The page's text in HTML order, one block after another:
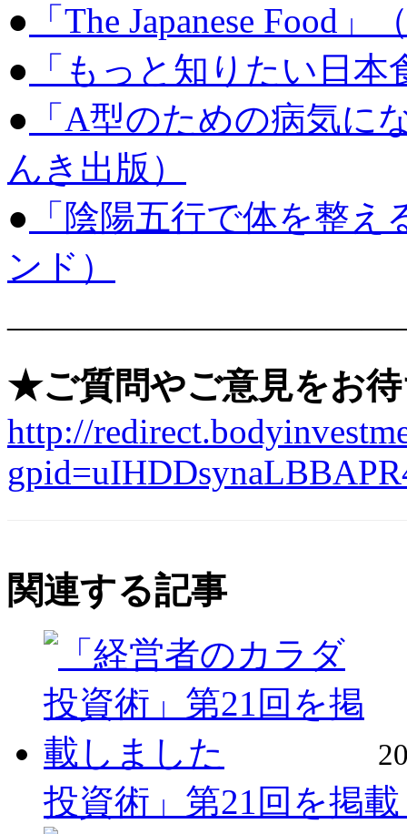
● 「The Japanese Food
● 「もっと知りたい日
● 「A型のための病気に
んき出版）
● 「陰陽五行で体を整
ンド）
★ご質問やご意見をお
http://
関連する記事
投資術」第21回を掲